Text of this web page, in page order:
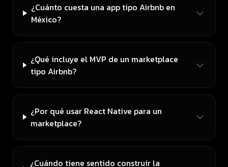
¿Cuánto cuesta una app tipo Airbnb en
México?
¿Qué incluye el MVP de un marketplace
tipo Airbnb?
¿Por qué usar React Native para un
marketplace?
¿Cuándo tiene sentido construir la